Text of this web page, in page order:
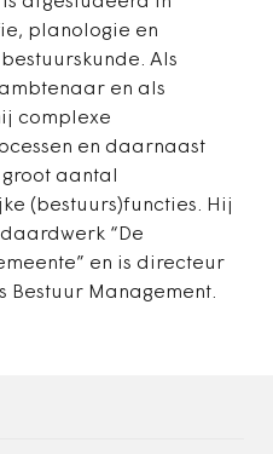
planologie en
Als
en als
complexe
en daarnaast
aantal
(bestuurs)functies. Hij
“De
en is directeur
Bestuur Management.